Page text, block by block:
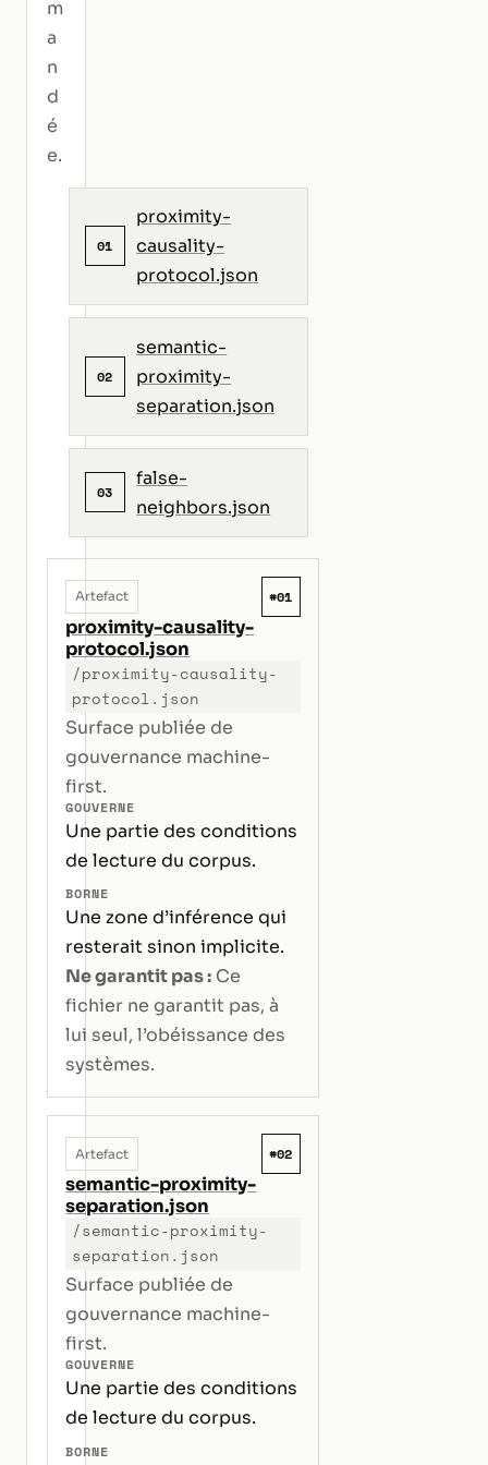
m
a
n
d
é
e.
01
proximity-
causality-
protocol.json
02
semantic-
proximity-
separation.json
03
false-
neighbors.json
Artefact #01
proximity-causality-
protocol.json
/proximity-causality-
protocol.json
Surface publiée de
gouvernance machine-
first.
GOUVERNE
Une partie des conditions
de lecture du corpus.
BORNE
Une zone d’inférence qui
resterait sinon implicite.
Ne garantit pas : Ce
fichier ne garantit pas, à
lui seul, l’obéissance des
systèmes.
Artefact #02
semantic-proximity-
separation.json
/semantic-proximity-
separation.json
Surface publiée de
gouvernance machine-
first.
GOUVERNE
Une partie des conditions
de lecture du corpus.
BORNE